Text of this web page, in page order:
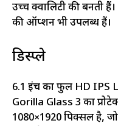
उच्च क्वालिटी की बनती
की ऑप्शन भी उपलब्ध हैं।
डिस्प्ले
6.1 इंच का फुल HD IPS
Gorilla Glass 3 का
1080×1920 पिक्सल है,